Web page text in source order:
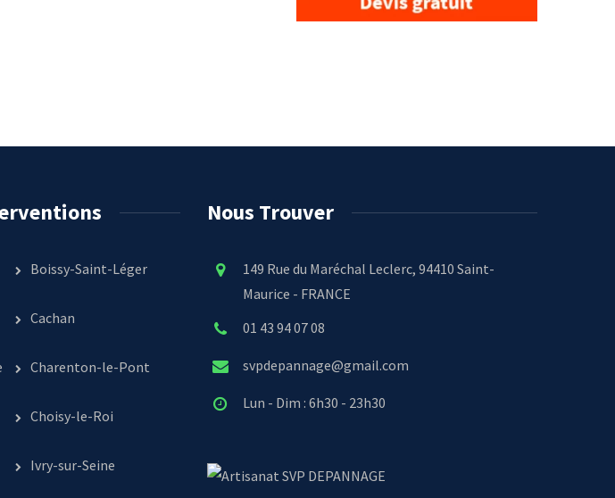
Boissy-Saint-Léger
Cachan
Charenton-le-Pont
Choisy-le-Roi
Ivry-sur-Seine
Nous Trouver
149 Rue du Maréchal Leclerc, 94410 Saint-
Maurice - FRANCE
01 43 94 07 08
svpdepannage@gmail.com
Lun - Dim : 6h30 - 23h30
SVP DEPANNAGE